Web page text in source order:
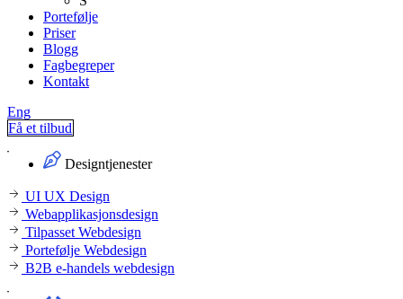
Portefølje
Priser
Blogg
Fagbegreper
Kontakt
Eng
Få et tilbud
Designtjenester
UI UX Design
Webapplikasjonsdesign
Tilpasset Webdesign
Portefølje Webdesign
B2B e-handels webdesign